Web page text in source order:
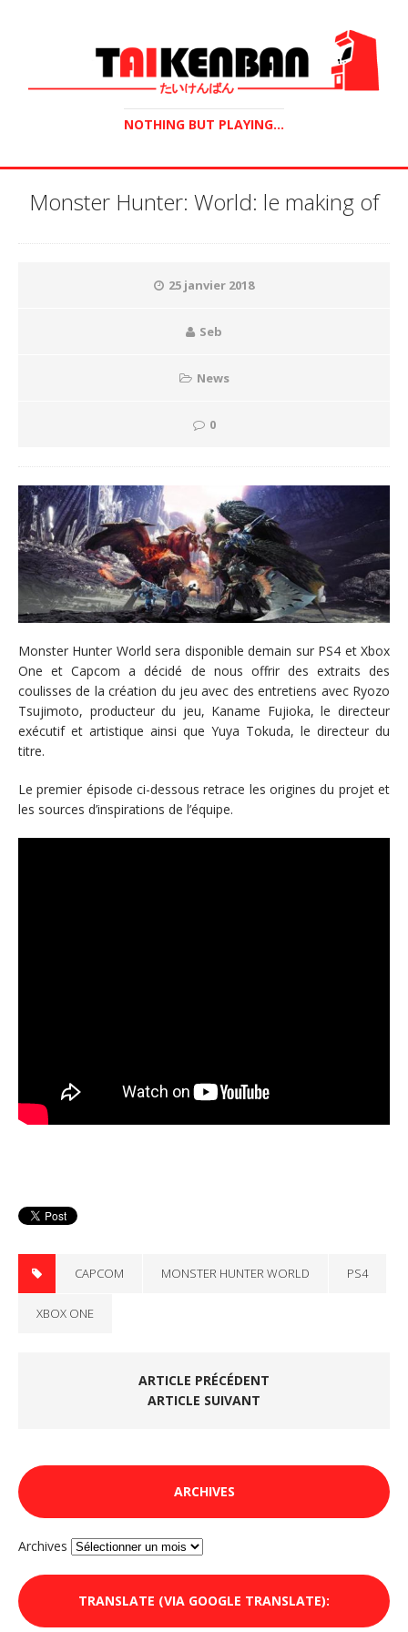
NOTHING BUT PLAYING...
Monster Hunter: World: le making of
25 janvier 2018
Seb
News
0
Monster Hunter World sera disponible demain sur PS4 et Xbox
One et Capcom a décidé de nous offrir des extraits des
coulisses de la création du jeu avec des entretiens avec Ryozo
Tsujimoto, producteur du jeu, Kaname Fujioka, le directeur
exécutif et artistique ainsi que Yuya Tokuda, le directeur du
titre.
Le premier épisode ci-dessous retrace les origines du projet et
les sources d’inspirations de l’équipe.
CAPCOM MONSTER HUNTER WORLD PS4
XBOX ONE
ARTICLE PRÉCÉDENT
ARTICLE SUIVANT
ARCHIVES
Archives
TRANSLATE (VIA GOOGLE TRANSLATE):